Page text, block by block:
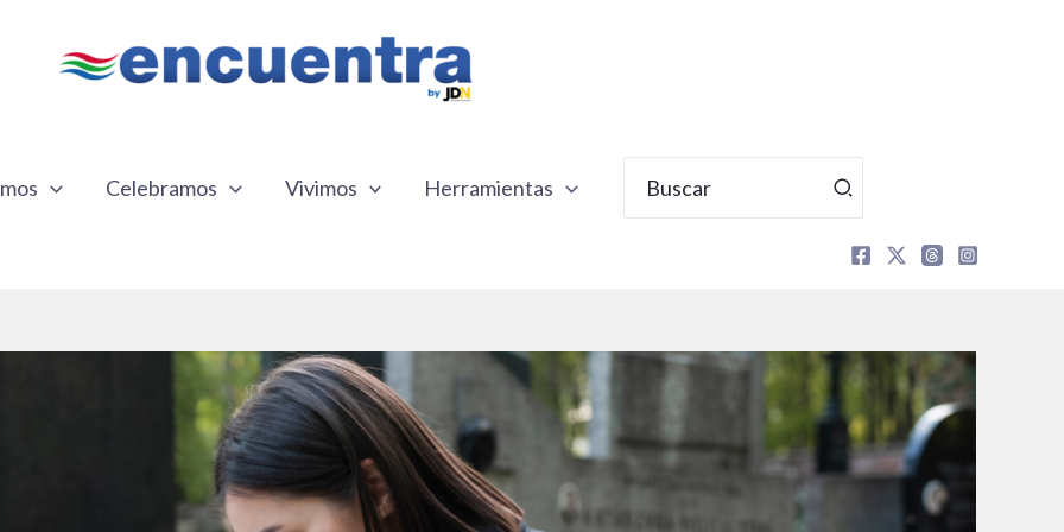
Celebramos Vivimos Herramientas
por: